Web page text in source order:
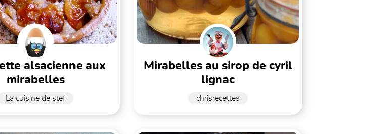
mirabelles
La cuisine de stef
mirabelles au sirop de cyril
lignac
chrisrecettes